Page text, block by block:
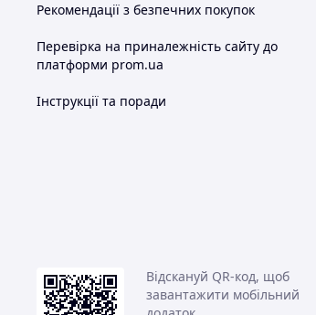
Рекомендації з безпечних покупок
Перевірка на приналежність сайту до
платформи prom.ua
Інструкції та поради
Відскануй QR-код, щоб
завантажити мобільний